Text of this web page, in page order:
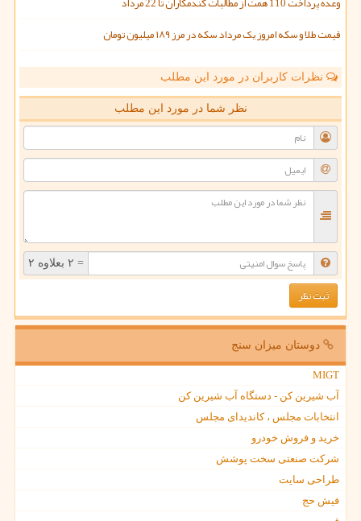
قیمت طلا و سکه امروز یک مرداد سکه در مرز ۱۸۹ میلیون تومان
نظرات کاربران در مورد این مطلب
نظر شما در مورد این مطلب
= ۲ بعلاوه ۲
دوستان میزان سنج
MIGT
آب شیرین کن - دستگاه آب شیرین کن
انتخابات مجلس ، کاندیدای مجلس
خرید و فروش خودرو
شرکت صنعتی سخت پوشش
طراحی سایت
فیش حج